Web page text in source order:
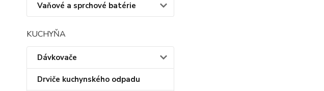
Vaňové a sprchové batérie
KUCHYŇA
Dávkovače
Drviče kuchynského odpadu